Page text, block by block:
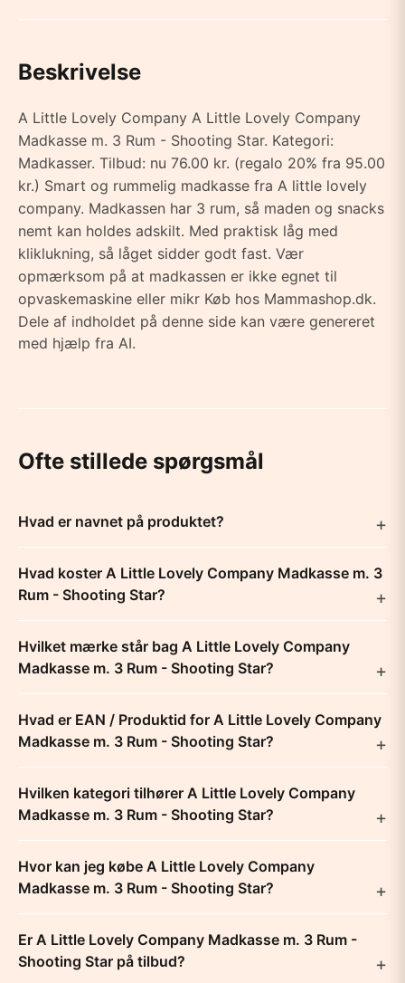
Beskrivelse
A Little Lovely Company A Little Lovely Company
Madkasse m. 3 Rum - Shooting Star. Kategori:
Madkasser. Tilbud: nu 76.00 kr. (regalo 20% fra 95.00
kr.) Smart og rummelig madkasse fra A little lovely
company. Madkassen har 3 rum, så maden og snacks
nemt kan holdes adskilt. Med praktisk låg med
kliklukning, så låget sidder godt fast. Vær
opmærksom på at madkassen er ikke egnet til
opvaskemaskine eller mikr Køb hos Mammashop.dk.
Dele af indholdet på denne side kan være genereret
med hjælp fra AI.
Ofte stillede spørgsmål
Hvad er navnet på produktet?
Hvad koster A Little Lovely Company Madkasse m. 3
Rum - Shooting Star?
Hvilket mærke står bag A Little Lovely Company
Madkasse m. 3 Rum - Shooting Star?
Hvad er EAN / Produktid for A Little Lovely Company
Madkasse m. 3 Rum - Shooting Star?
Hvilken kategori tilhører A Little Lovely Company
Madkasse m. 3 Rum - Shooting Star?
Hvor kan jeg købe A Little Lovely Company
Madkasse m. 3 Rum - Shooting Star?
Er A Little Lovely Company Madkasse m. 3 Rum -
Shooting Star på tilbud?